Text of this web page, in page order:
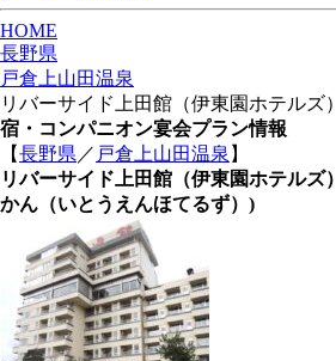
HOME
長野県
戸倉上山田温泉
リバーサイド上田館（伊東園ホテルズ）
宿・コンパニオン宴会プラン情報
【長野県 ／ 戸倉上山田温泉 】
リバーサイド上田館（伊東園ホテルズ）
かん（いとうえんほてるず）)